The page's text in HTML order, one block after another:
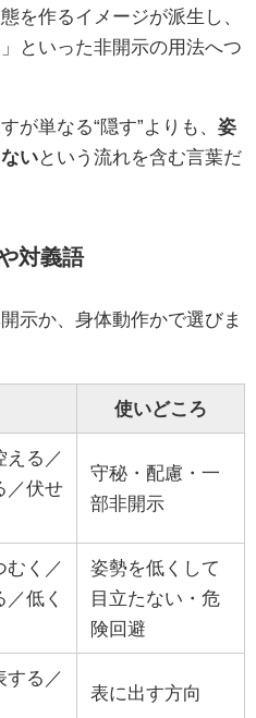
を作るイメージが派生し、
といった非開示の用法へつ
が単なる“隠す”よりも、 姿
いという流れを含む言葉だ
対義語
示か、身体動作かで選びま
使いどころ
える／
／伏せ
守秘・配慮・一
部非開示
むく／
低く
姿勢を低くして
目立たない・危
険回避
する／
表に出す方向